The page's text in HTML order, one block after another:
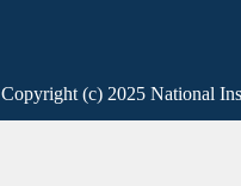
Copyright (c) 2025 National